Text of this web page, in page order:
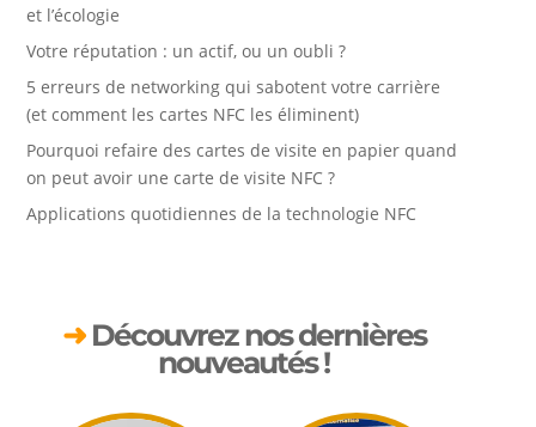
et l’écologie
Votre réputation : un actif, ou un oubli ?
5 erreurs de networking qui sabotent votre carrière
(et comment les cartes NFC les éliminent)
Pourquoi refaire des cartes de visite en papier quand
on peut avoir une carte de visite NFC ?
Applications quotidiennes de la technologie NFC
➜Découvrez nos dernières
nouveautés !